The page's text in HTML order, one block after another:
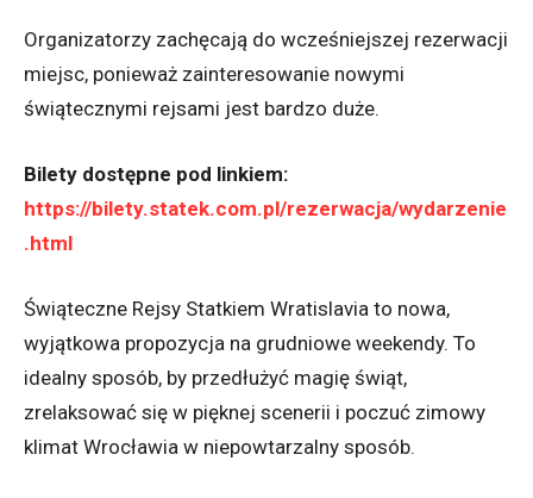
Organizatorzy zachęcają do wcześniejszej rezerwacji
miejsc, ponieważ zainteresowanie nowymi
świątecznymi rejsami jest bardzo duże.
Bilety dostępne pod linkiem:
https://bilety.statek.com.pl/rezerwacja/wydarzenie
.html
Świąteczne Rejsy Statkiem Wratislavia to nowa,
wyjątkowa propozycja na grudniowe weekendy. To
idealny sposób, by przedłużyć magię świąt,
zrelaksować się w pięknej scenerii i poczuć zimowy
klimat Wrocławia w niepowtarzalny sposób.